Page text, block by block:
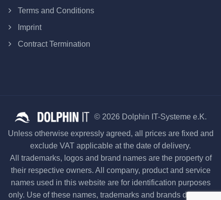
Terms and Conditions
Imprint
Contract Termination
© 2026 Dolphin IT-Systeme e.K.
Unless otherwise expressly agreed, all prices are fixed and
exclude VAT applicable at the date of delivery.
All trademarks, logos and brand names are the property of
their respective owners. All company, product and service
names used in this website are for identification purposes
only. Use of these names, trademarks and brands does not